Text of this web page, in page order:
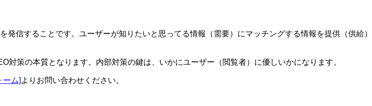
信することです。ユーザーが知りたいと思ってる情報（需要）にマッチングする情報を提供（供給）
策の本質となります。内部対策の鍵は、いかにユーザー（閲覧者）に優しいかになります。
ーム] よりお問い合わせください。